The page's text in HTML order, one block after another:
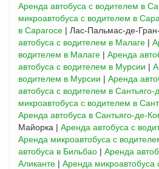
Аренда автобуса с водителем в
микроавтобуса с водителем в
в Сарагосе | Лас-Пальмас-де-
автобуса с водителем в Малаге |
водителем в Малаге | Аренда
автобуса с водителем в Мурсии |
водителем в Мурсии | Аренда
автобуса с водителем в Сантьяго-
микроавтобуса с водителем в
Аренда автобуса в Сантьяго-де-
Майорка | Аренда автобуса с
Аренда микроавтобуса с
автобуса в Бильбао | Аренда
Аликанте | Аренда микроавтобуса